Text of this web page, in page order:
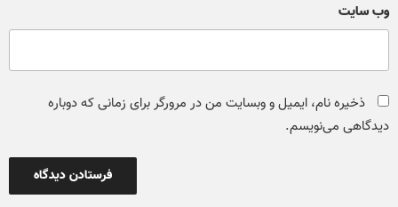
وب‌ سایت
ذخیره نام، ایمیل و وبسایت من در مرورگر برای زمانی که دوباره
دیدگاهی می‌نویسم.